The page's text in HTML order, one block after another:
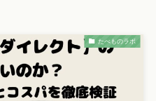
たべものラボ